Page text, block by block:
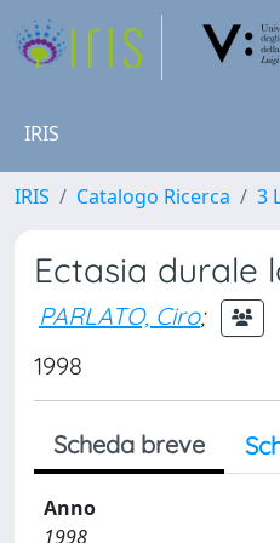
IRIS
IRIS Catalogo Ricerca 3
Ectasia durale
PARLATO, Ciro;
1998
Scheda breve
Anno
1998